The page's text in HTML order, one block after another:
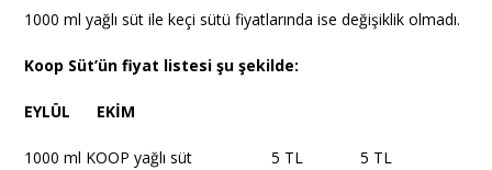
1000 ml yağlı süt ile keçi sütü fiyatlarında ise değişiklik olmadı.
Koop Süt’ün fiyat listesi şu şekilde:
EYLÜL EKİM
1000 ml KOOP yağlı süt 5 TL 5 TL